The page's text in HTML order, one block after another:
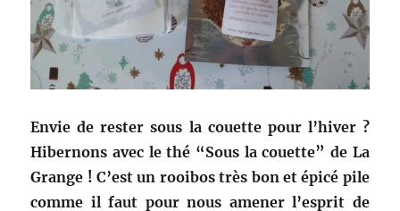
Envie de rester sous la couette pour l’hiver ?
Hibernons avec le thé “Sous la couette” de La
Grange ! C’est un rooibos très bon et épicé pile
comme il faut pour nous amener l’esprit de